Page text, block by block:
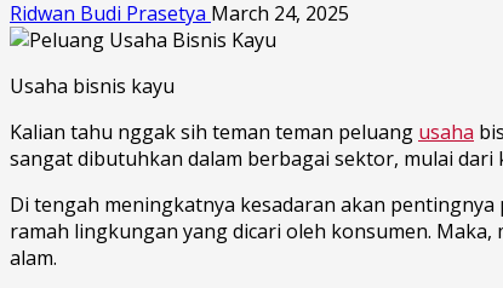
Ridwan Budi Prasetya March 24, 2025
Usaha bisnis kayu
Kalian tahu nggak sih teman teman peluang usaha
sangat dibutuhkan dalam berbagai sektor, mulai
Di tengah meningkatnya kesadaran akan
ramah lingkungan yang dicari oleh konsumen.
alam.